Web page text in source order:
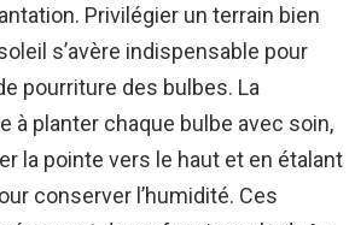
Privilégier un terrain bien
s’avère indispensable pour
pourriture des bulbes. La
à planter chaque bulbe avec soin,
la pointe vers le haut et en étalant
conserver l’humidité. Ces